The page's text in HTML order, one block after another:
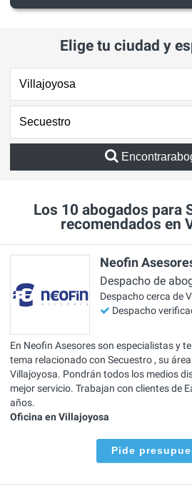
Elige tu ciudad y
Los 10 abogados para
recomendados en
Neofin
Despacho de
Despacho cerca de
Despacho
En Neofin Asesores son especialistas y
tema relacionado con Secuestro , su
Villajoyosa. Pondrán todos los medios
mejor servicio. Trabajan con clientes de
años.
Oficina en Villajoyosa
Pide